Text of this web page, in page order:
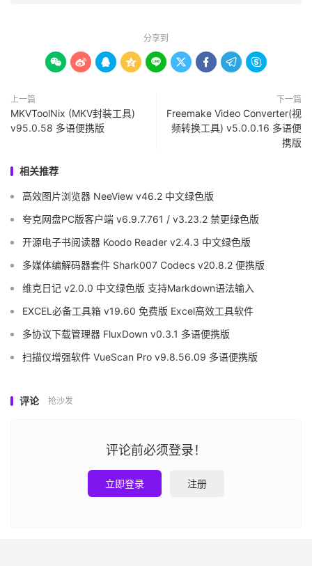
分享到
        
上一篇
MKVToolNix (MKV封装工具)
v95.0.58 多语便携版
下一篇
Freemake Video Converter(视
频转换工具) v5.0.0.16 多语便
携版
相关推荐
高效图片浏览器 NeeView v46.2 中文绿色版
夸克网盘PC版客户端 v6.9.7.761 / v3.23.2 禁更绿色版
开源电子书阅读器 Koodo Reader v2.4.3 中文绿色版
多媒体编解码器套件 Shark007 Codecs v20.8.2 便携版
维克日记 v2.0.0 中文绿色版 支持Markdown语法输入
EXCEL必备工具箱 v19.60 免费版 Excel高效工具软件
多协议下载管理器 FluxDown v0.3.1 多语便携版
扫描仪增强软件 VueScan Pro v9.8.56.09 多语便携版
评论 抢沙发
评论前必须登录！
立即登录 注册